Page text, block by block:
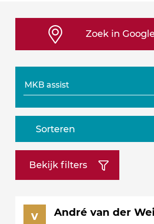
Zoek in
Zoeken
Bekijk filters
v André van der